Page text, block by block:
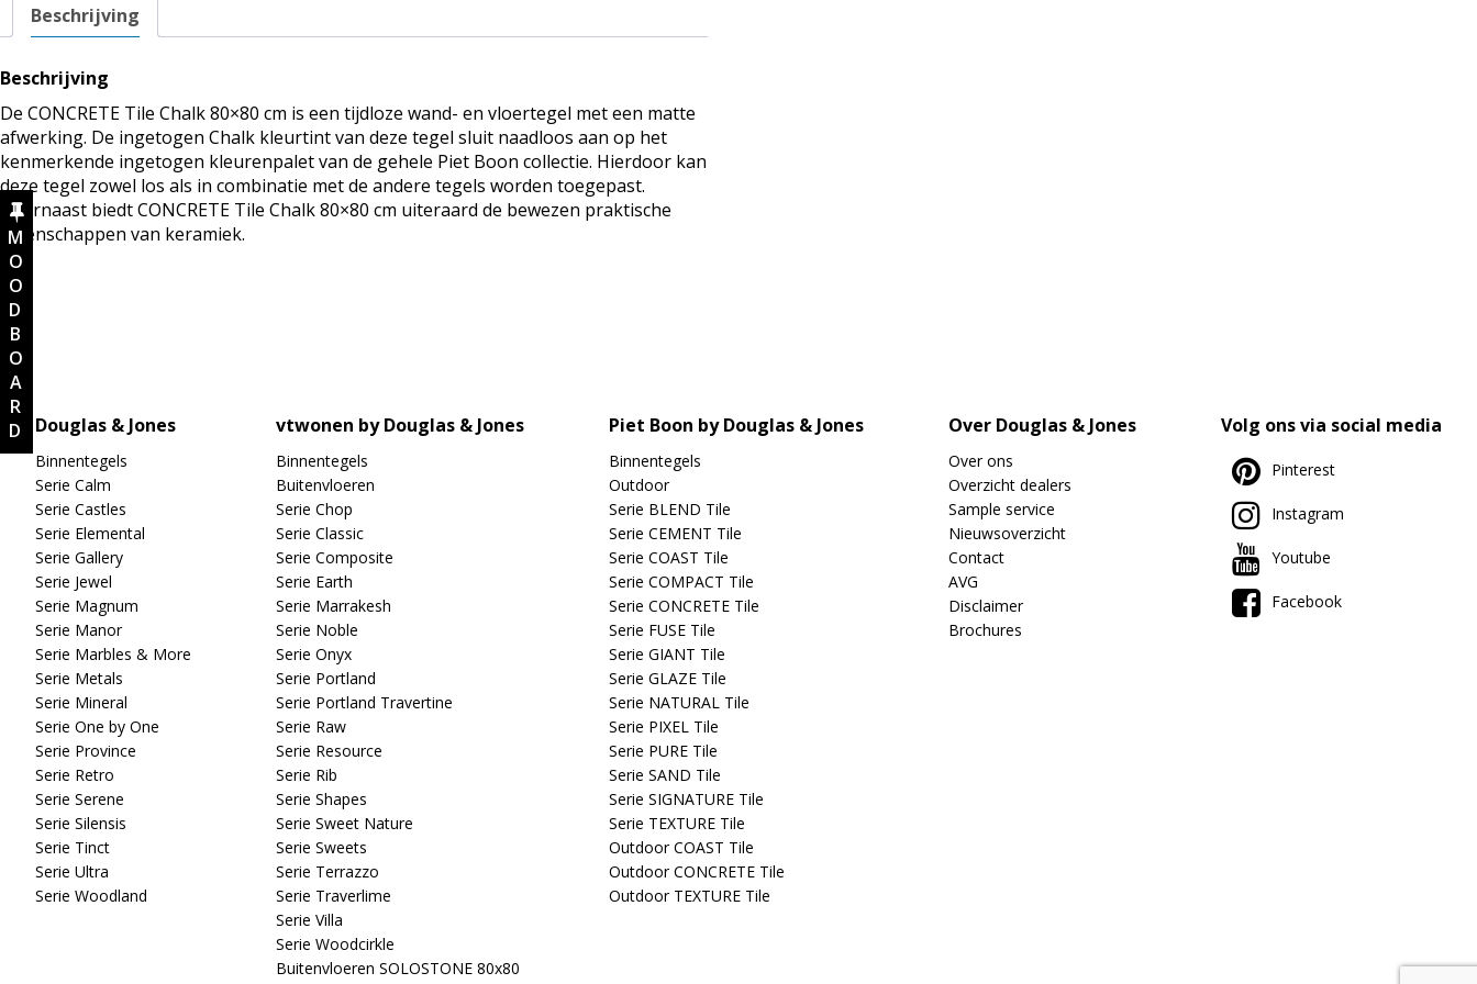
Beschrijving
Beschrijving
De CONCRETE Tile Chalk 80×80 cm is een tijdloze wand- en vloertegel met een matte
afwerking. De ingetogen Chalk kleurtint van deze tegel sluit naadloos aan op het
kenmerkende ingetogen kleurenpalet van de gehele Piet Boon collectie. Hierdoor kan
deze tegel zowel los als in combinatie met de andere tegels worden toegepast.
Daarnaast biedt CONCRETE Tile Chalk 80×80 cm uiteraard de bewezen praktische
eigenschappen van keramiek.
Douglas & Jones
Binnentegels
Serie Calm
Serie Castles
Serie Elemental
Serie Gallery
Serie Jewel
Serie Magnum
Serie Manor
Serie Marbles & More
Serie Metals
Serie Mineral
Serie One by One
Serie Province
Serie Retro
Serie Serene
Serie Silensis
Serie Tinct
Serie Ultra
Serie Woodland
vtwonen by Douglas & Jones
Binnentegels
Buitenvloeren
Serie Chop
Serie Classic
Serie Composite
Serie Earth
Serie Marrakesh
Serie Noble
Serie Onyx
Serie Portland
Serie Portland Travertine
Serie Raw
Serie Resource
Serie Rib
Serie Shapes
Serie Sweet Nature
Serie Sweets
Serie Terrazzo
Serie Traverlime
Serie Villa
Serie Woodcirkle
Buitenvloeren SOLOSTONE 80x80
Piet Boon by Douglas & Jones
Binnentegels
Outdoor
Serie BLEND Tile
Serie CEMENT Tile
Serie COAST Tile
Serie COMPACT Tile
Serie CONCRETE Tile
Serie FUSE Tile
Serie GIANT Tile
Serie GLAZE Tile
Serie NATURAL Tile
Serie PIXEL Tile
Serie PURE Tile
Serie SAND Tile
Serie SIGNATURE Tile
Serie TEXTURE Tile
Outdoor COAST Tile
Outdoor CONCRETE Tile
Outdoor TEXTURE Tile
Over Douglas & Jones
Over ons
Overzicht dealers
Sample service
Nieuwsoverzicht
Contact
AVG
Disclaimer
Brochures
Volg ons via social media
Pinterest
Instagram
Youtube
Facebook
MOODBOARD